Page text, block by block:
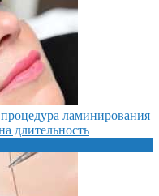
ламинирования
длительность